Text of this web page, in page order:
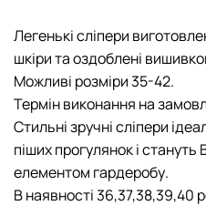
Легенькі сліпери
шкіри та оздоблені
Можливі розміри 35-42.
Термін виконання на
Стильні зручні сліпери
піших прогулянок і
елементом гардеробу.
В наявності 36,37,38,39,40